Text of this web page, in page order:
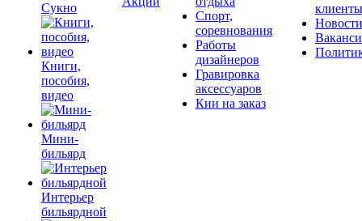
Сукно
Книги,
пособия,
видео
Мини-
бильярд
Интерьер
бильярдной
Спорт,
соревнования
Работы
дизайнеров
Гравировка
аксессуаров
Кии на заказ
клиенты
Новости